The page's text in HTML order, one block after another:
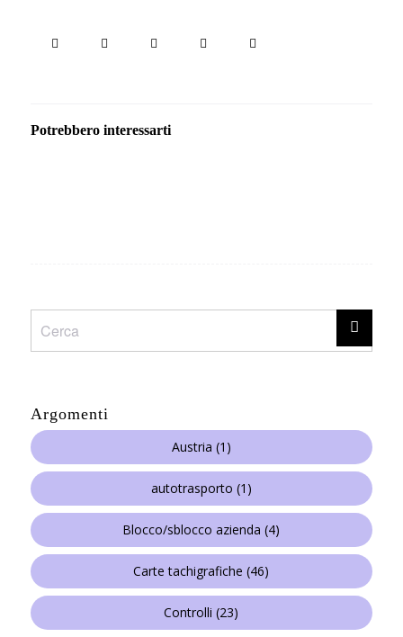
Potrebbero interessarti
Argomenti
Austria (1)
autotrasporto (1)
Blocco/sblocco azienda (4)
Carte tachigrafiche (46)
Controlli (23)